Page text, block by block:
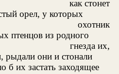
как стонет
орел, у которых
охотник
птенцов из родного
гнезда их,
рыдали они и стонали
б их застать заходящее